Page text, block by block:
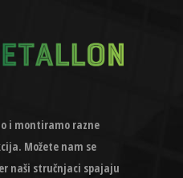
i montiramo razne
Možete nam se
naši stručnjaci spajaju